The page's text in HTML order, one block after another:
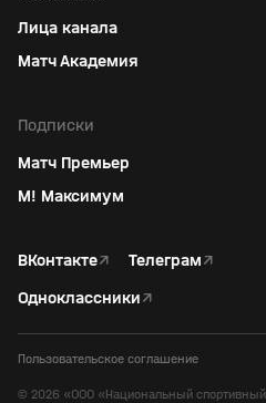
Лица канала
Матч Академия
Подписки
Матч Премьер
М! Максимум
ВКонтакте↗ Телеграм↗
Одноклассники↗
Пользовательское соглашение
© 2026 «ООО «Национальный